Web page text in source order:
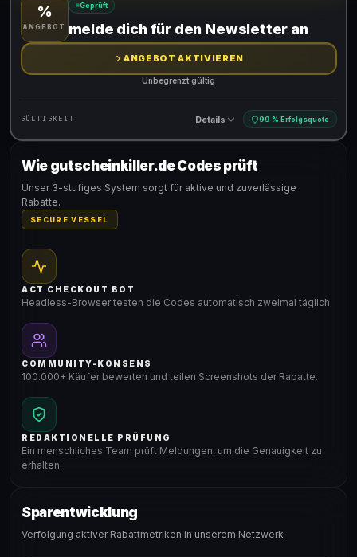
Gültig für teilnehmende Produkte
%
ANGEBOT
Geprüft
melde dich für den Newsletter an
ANGEBOT AKTIVIEREN
Unbegrenzt gültig
GÜLTIGKEIT Details 99 % Erfolgsquote
Gültig für teilnehmende Produkte
Wie gutscheinkiller.de Codes prüft
Unser 3-stufiges System sorgt für aktive und zuverlässige
Rabatte.
SECURE VESSEL
ACT CHECKOUT BOT
Headless-Browser testen die Codes automatisch zweimal täglich.
COMMUNITY-KONSENS
100.000+ Käufer bewerten und teilen Screenshots der Rabatte.
REDAKTIONELLE PRÜFUNG
Ein menschliches Team prüft Meldungen, um die Genauigkeit zu
erhalten.
Sparentwicklung
Verfolgung aktiver Rabattmetriken in unserem Netzwerk